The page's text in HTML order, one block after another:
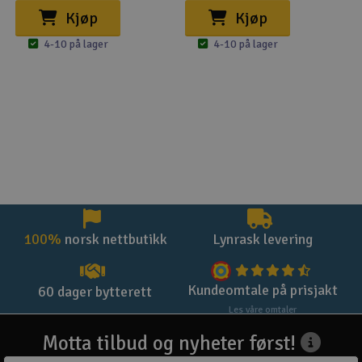
Kjøp
4-10 på lager
Kjøp
4-10 på lager
100% norsk nettbutikk Lynrask levering
60 dager bytterett Kundeomtale på prisjakt
Les våre omtaler
Motta tilbud og nyheter først!